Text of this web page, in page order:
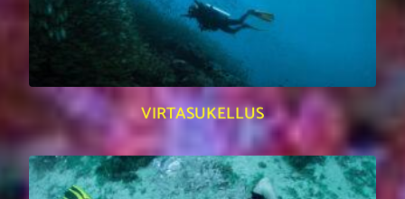
VIRTASUKELLUS